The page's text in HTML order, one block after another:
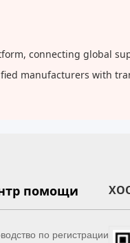
connecting global
manufacturers with
помощи
по регистрации